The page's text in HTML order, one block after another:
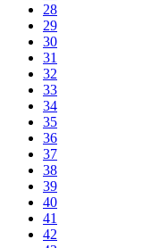
28
29
30
31
32
33
34
35
36
37
38
39
40
41
42